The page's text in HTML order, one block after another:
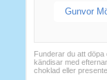
Gunvor
Funderar du att
kändisar med
choklad eller